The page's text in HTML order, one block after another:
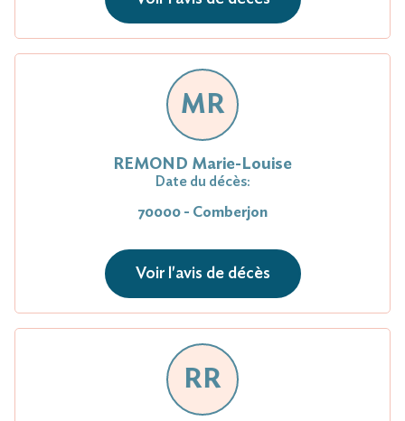
MR
REMOND Marie-Louise
Date du décès:
70000 - Comberjon
Voir l'avis de décès
RR